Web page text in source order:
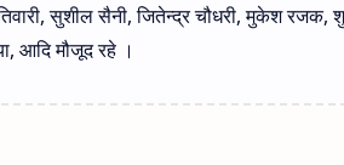
सुशील सैनी, जितेन्द्र चौधरी, मुकेश रजक,
आदि मौजूद रहे ।